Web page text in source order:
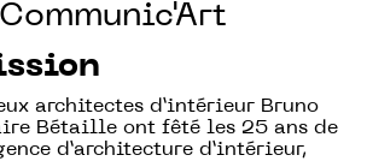
architectes d’intérieur Bruno
Bétaille ont fêté les 25 ans de
d’architecture d’intérieur,